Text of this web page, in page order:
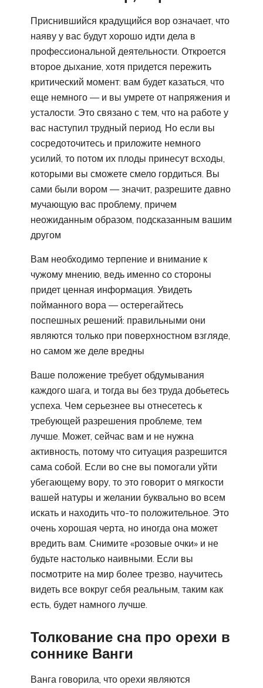
Приснившийся крадущийся вор означает, что
наяву у вас будут хорошо идти дела в
профессиональной деятельности. Откроется
второе дыхание, хотя придется пережить
критический момент: вам будет казаться, что
еще немного — и вы умрете от напряжения и
усталости. Это связано с тем, что на работе у
вас наступил трудный период. Но если вы
сосредоточитесь и приложите немного
усилий, то потом их плоды принесут всходы,
которыми вы сможете смело гордиться. Вы
сами были вором — значит, разрешите давно
мучающую вас проблему, причем
неожиданным образом, подсказанным вашим
другом
Вам необходимо терпение и внимание к
чужому мнению, ведь именно со стороны
придет ценная информация. Увидеть
пойманного вора — остерегайтесь
поспешных решений: правильными они
являются только при поверхностном взгляде,
но самом же деле вредны
Ваше положение требует обдумывания
каждого шага, и тогда вы без труда добьетесь
успеха. Чем серьезнее вы отнесетесь к
требующей разрешения проблеме, тем
лучше. Может, сейчас вам и не нужна
активность, потому что ситуация разрешится
сама собой. Если во сне вы помогали уйти
убегающему вору, то это говорит о мягкости
вашей натуры и желании буквально во всем
искать и находить что-то положительное. Это
очень хорошая черта, но иногда она может
вредить вам. Снимите «розовые очки» и не
будьте настолько наивными. Если вы
посмотрите на мир более трезво, научитесь
видеть все вокруг себя реальным, таким как
есть, будет намного лучше.
Толкование сна про орехи в
соннике Ванги
Ванга говорила, что орехи являются